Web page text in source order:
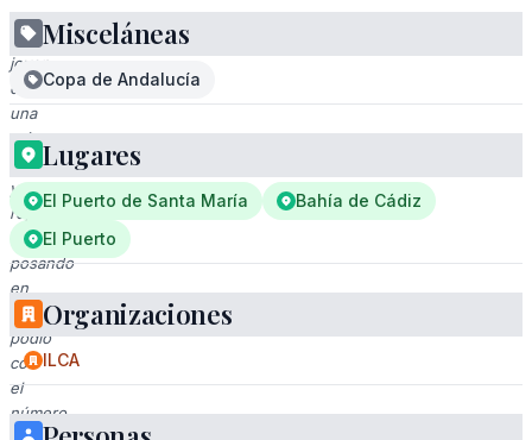
Un
joven
con
una
máscara
facial
y
ropa
deportiva,
posando
en
un
podio
con
el
número
Misceláneas
Copa de Andalucía
Lugares
El Puerto de Santa María
Bahía de Cádiz
El Puerto
Organizaciones
ILCA